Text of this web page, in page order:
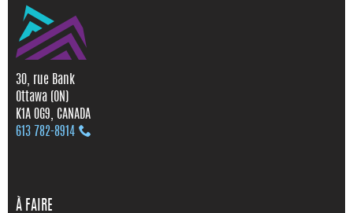
30, rue Bank
Ottawa (ON)
K1A 0G9, CANADA
613 782‑8914
À FAIRE